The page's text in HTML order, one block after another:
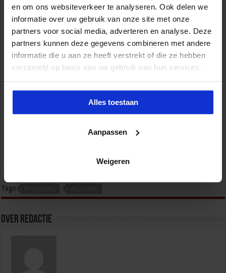
en om ons websiteverkeer te analyseren. Ook delen we
informatie over uw gebruik van onze site met onze
partners voor social media, adverteren en analyse. Deze
partners kunnen deze gegevens combineren met andere
informatie die u aan ze heeft verstrekt of die ze hebben
verzameld op basis van uw gebruik van hun services.
Alles toestaan
Aanpassen
Weigeren
Opleiding Data Steward
tweet
Tags
Over redactie